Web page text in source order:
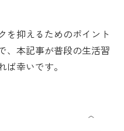
を抑えるためのポイント
、本記事が普段の生活習
幸いです。
〈